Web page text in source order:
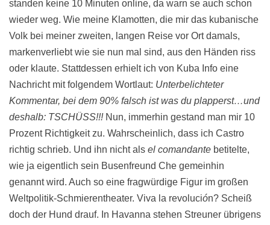
standen keine 10 Minuten online, da warn se auch schon
wieder weg. Wie meine Klamotten, die mir das kubanische
Volk bei meiner zweiten, langen Reise vor Ort damals,
markenverliebt wie sie nun mal sind, aus den Händen riss
oder klaute. Stattdessen erhielt ich von Kuba Info eine
Nachricht mit folgendem Wortlaut: Unterbelichteter
Kommentar, bei dem 90% falsch ist was du plapperst…und
deshalb: TSCHÜSS!!!Nun, immerhin gestand man mir 10
Prozent Richtigkeit zu. Wahrscheinlich, dass ich Castro
richtig schrieb. Und ihn nicht als el comandante betitelte,
wie ja eigentlich sein Busenfreund Che gemeinhin
genannt wird. Auch so eine fragwürdige Figur im großen
Weltpolitik-Schmierentheater. Viva la revolución? Scheiß
doch der Hund drauf. In Havanna stehen Streuner übrigens